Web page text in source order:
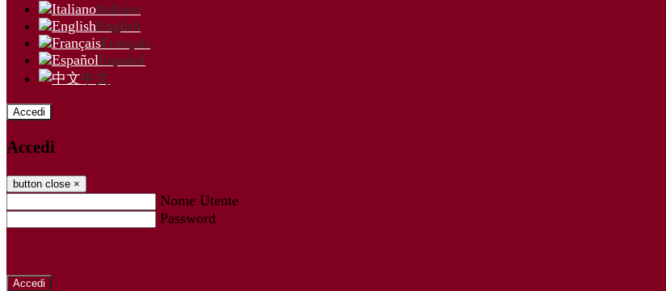
Italiano
English
Français
Español
中文
Accedi
Accedi
button close ×
Nome Utente
Password